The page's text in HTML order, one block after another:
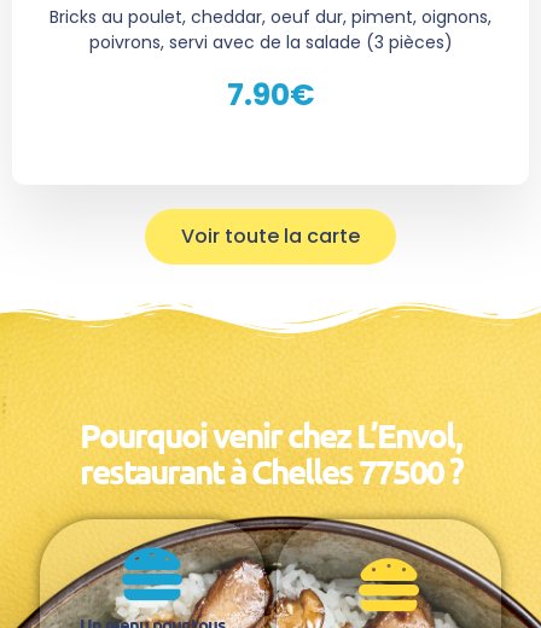
Bricks au poulet, cheddar, oeuf dur, piment, oignons,
poivrons, servi avec de la salade (3 pièces)
7.90€
Voir toute la carte
Pourquoi venir chez L’Envol,
restaurant à Chelles 77500 ?